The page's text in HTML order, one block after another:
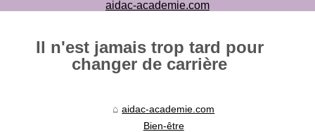
Il n'est jamais trop tard pour
changer de carrière
aidac-academie.com
Bien-être
aidac-academie.com